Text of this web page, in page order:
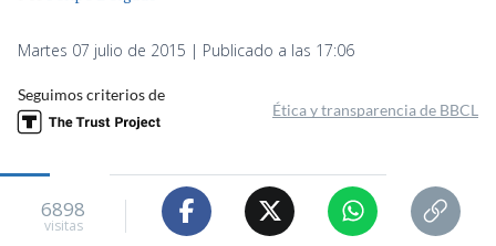
Martes 07 julio de 2015 | Publicado a las 17:06
Seguimos criterios de
Ética y transparencia de BBCL
6898
visitas